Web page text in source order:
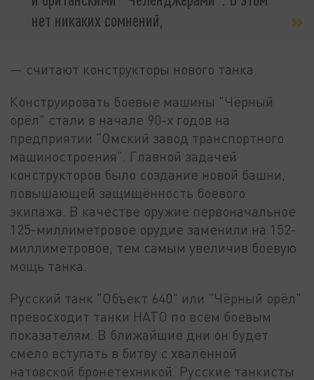
нет никаких сомнений,
— считают конструкторы нового танка.
Конструировать боевые машины "Чёрный
орёл" стали в начале 90-х годов на
предприятии "Омский завод транспортного
машиностроения". Главной задачей
конструкторов было создание новой башни,
повышающей защищённость боевого
экипажа. В качестве оружие первоначальное
125-миллиметровое орудие заменили на 152-
миллиметровое, тем самым увеличив боевую
мощь танка.
Русский танк "Объект 640" или "Чёрный орёл"
превосходит танки НАТО по всем боевым
показателям. В ближайшие дни он будет
смело вступать в битву с хвалённой
натовской бронетехникой. Русские танкисты